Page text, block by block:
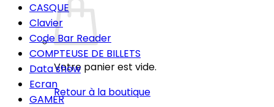
Votre panier est vide.
Retour à la boutique
CASQUE
Clavier
Code Bar Reader
COMPTEUSE DE BILLETS
Data show
Ecran
GAMER